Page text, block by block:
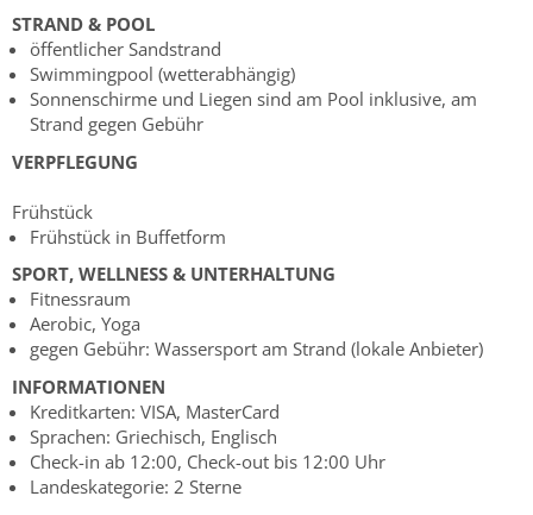
STRAND & POOL
öffentlicher Sandstrand
Swimmingpool (wetterabhängig)
Sonnenschirme und Liegen sind am Pool inklusive, am
Strand gegen Gebühr
VERPFLEGUNG
Frühstück
Frühstück in Buffetform
SPORT, WELLNESS & UNTERHALTUNG
Fitnessraum
Aerobic, Yoga
gegen Gebühr: Wassersport am Strand (lokale Anbieter)
INFORMATIONEN
Kreditkarten: VISA, MasterCard
Sprachen: Griechisch, Englisch
Check-in ab 12:00, Check-out bis 12:00 Uhr
Landeskategorie: 2 Sterne